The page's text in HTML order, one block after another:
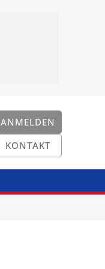
ANMELDEN
KONTAKT